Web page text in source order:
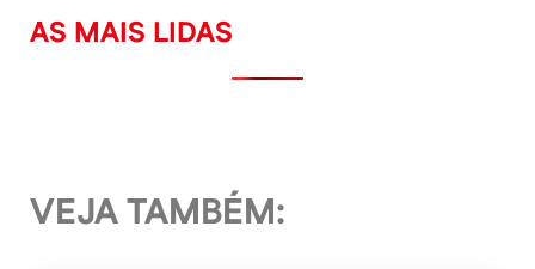
AS MAIS LIDAS
VEJA TAMBÉM: